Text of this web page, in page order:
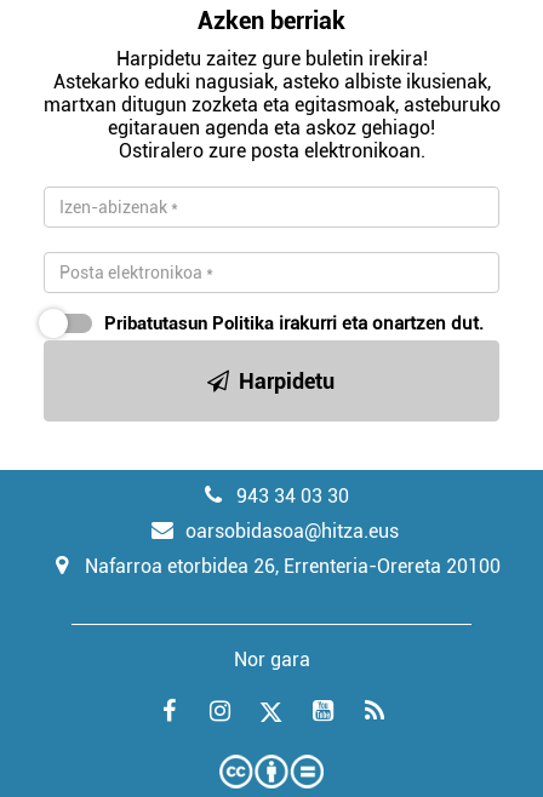
Azken berriak
Harpidetu zaitez gure buletin irekira!
Astekarko eduki nagusiak, asteko albiste ikusienak,
martxan ditugun zozketa eta egitasmoak, asteburuko
egitarauen agenda eta askoz gehiago!
Ostiralero zure posta elektronikoan.
Pribatutasun Politika irakurri eta onartzen dut.
Harpidetu
943 34 03 30
oarsobidasoa@hitza.eus
Nafarroa etorbidea 26, Errenteria-Orereta 20100
Nor gara